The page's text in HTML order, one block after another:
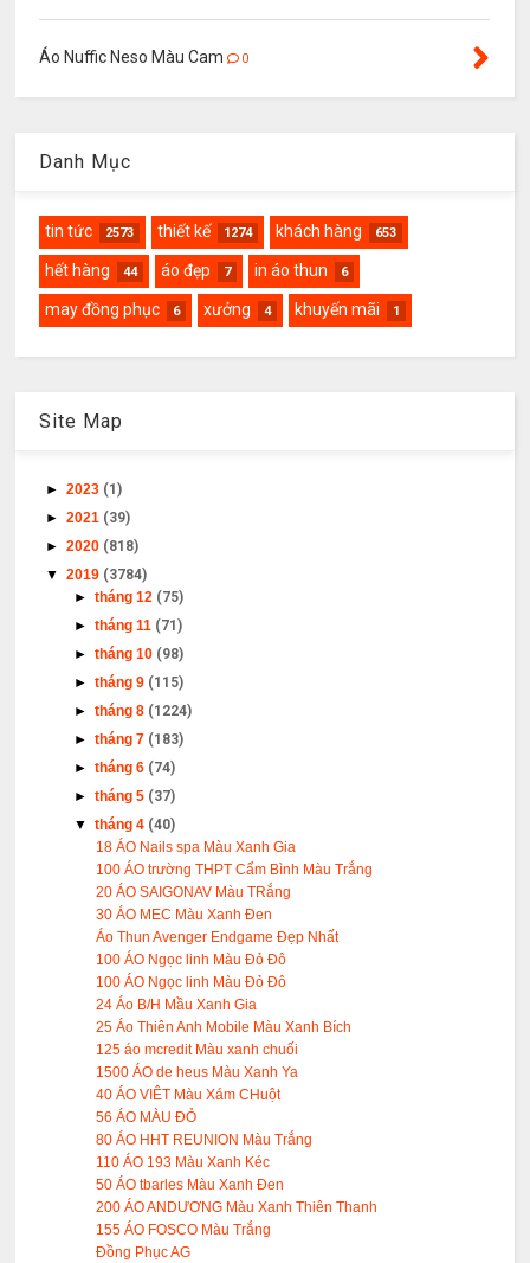
Áo Nuffic Neso Màu Cam 0
Danh Mục
tin tức 2573 thiết kế 1274 khách hàng 653
hết hàng 44 áo đẹp 7 in áo thun 6
may đồng phục 6 xưởng 4 khuyến mãi 1
Site Map
►2023 (1)
►2021 (39)
►2020 (818)
▼2019 (3784)
►tháng 12 (75)
►tháng 11 (71)
►tháng 10 (98)
►tháng 9 (115)
►tháng 8 (1224)
►tháng 7 (183)
►tháng 6 (74)
►tháng 5 (37)
▼tháng 4 (40)
18 ÁO Nails spa Màu Xanh Gia
100 ÁO trường THPT Cẩm Bình Màu Trắng
20 ÁO SAIGONAV Màu TRắng
30 ÁO MEC Màu Xanh Đen
Áo Thun Avenger Endgame Đẹp Nhất
100 ÁO Ngọc linh Màu Đỏ Đô
100 ÁO Ngọc linh Màu Đỏ Đô
24 Áo B/H Mầu Xanh Gia
25 Áo Thiên Anh Mobile Màu Xanh Bích
125 áo mcredit Màu xanh chuối
1500 ÁO de heus Màu Xanh Ya
40 ÁO VIÊT Màu Xám CHuột
56 ÁO MÀU ĐỎ
80 ÁO HHT REUNION Màu Trắng
110 ÁO 193 Màu Xanh Kéc
50 ÁO tbarles Màu Xanh Đen
200 ÁO ANDƯƠNG Màu Xanh Thiên Thanh
155 ÁO FOSCO Màu Trắng
Đồng Phục AG